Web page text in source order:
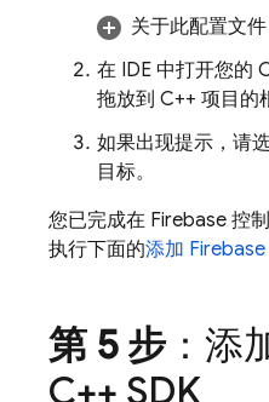
关于此配置文
在 IDE 中打开您的
拖放到 C++ 项目的
如果出现提示，请
目标。
您已完成在 Firebase 控
执行下面的添加 Firebase
第 5 步 ：添
C++ SDK